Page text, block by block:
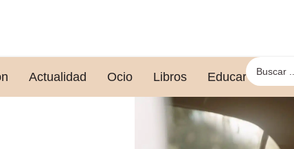
Actualidad Ocio Libros Educar leyendo